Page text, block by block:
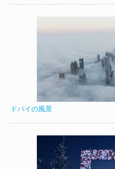
ドバイの風景